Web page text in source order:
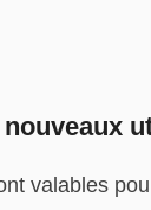
valables